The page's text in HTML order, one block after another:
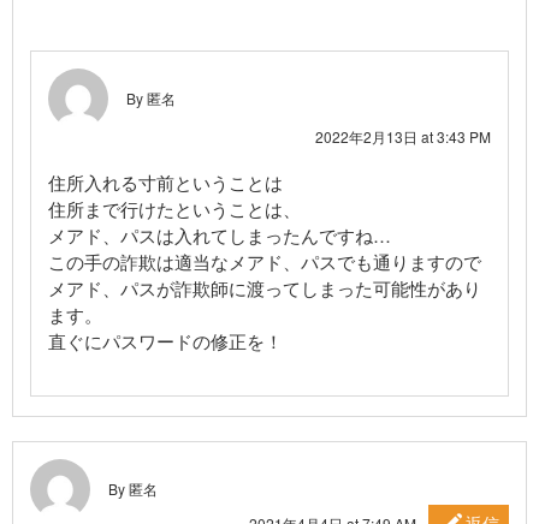
By 匿名
2022年2月13日 at 3:43 PM
住所入れる寸前ということは
住所まで行けたということは、
メアド、パスは入れてしまったんですね…
この手の詐欺は適当なメアド、パスでも通りますので
メアド、パスが詐欺師に渡ってしまった可能性があり
ます。
直ぐにパスワードの修正を！
By 匿名